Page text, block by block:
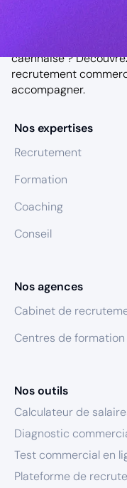
caennaise ?
recrutement
accompagner.
Nos expertises
Recrutement
Formation
Coaching
Conseil
Nos agences
Cabinet de
Centres de formation
Nos outils
Calculateur de
Diagnostic
Test commercial en
Plateforme de